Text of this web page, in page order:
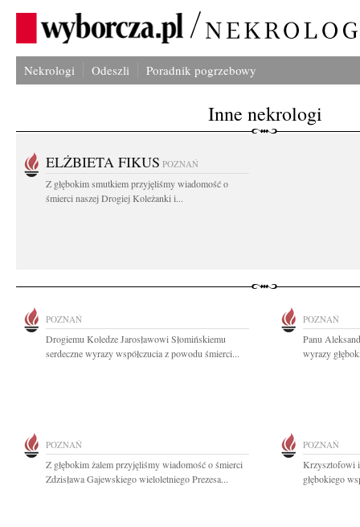
Nekrologi Odeszli Poradnik pogrzebowy
Inne nekrologi
ELŻBIETA FIKUS POZNAŃ
Z głębokim smutkiem przyjęliśmy wiadomość o
śmierci naszej Drogiej Koleżanki i...
POZNAŃ
Drogiemu Koledze Jarosławowi Słomińskiemu
serdeczne wyrazy współczucia z powodu śmierci...
POZNAŃ
Panu
wyrazy
POZNAŃ
Z głębokim żalem przyjęliśmy wiadomość o śmierci
Zdzisława Gajewskiego wieloletniego Prezesa...
POZNAŃ
Krzysztofowi
głębokiego